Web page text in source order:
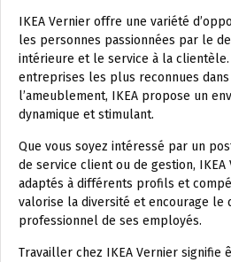
IKEA Vernier offre une variété
les personnes passionnées par le
intérieure et le service à la clientèle.
entreprises les plus reconnues
l’ameublement, IKEA propose un
dynamique et stimulant.
Que vous soyez intéressé par un
de service client ou de gestion, IKEA
adaptés à différents profils et
valorise la diversité et encourage le
professionnel de ses employés.
Travailler chez IKEA Vernier signifie